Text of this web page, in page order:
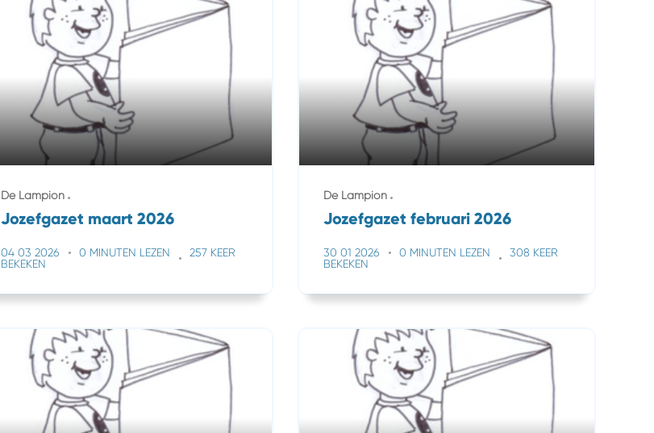
De Lampion
Jozefgazet maart 2026
04 03 2026 0 MINUTEN LEZEN
257 KEER
BEKEKEN
De Lampion
Jozefgazet februari 2026
30 01 2026 0 MINUTEN LEZEN
308 KEER
BEKEKEN